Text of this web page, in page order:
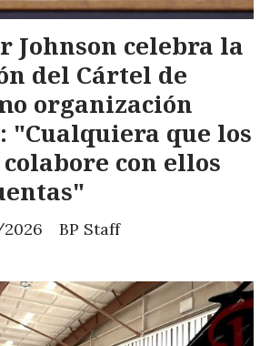
Johnson celebra la
del Cártel de
organización
que los
con ellos
BP Staff